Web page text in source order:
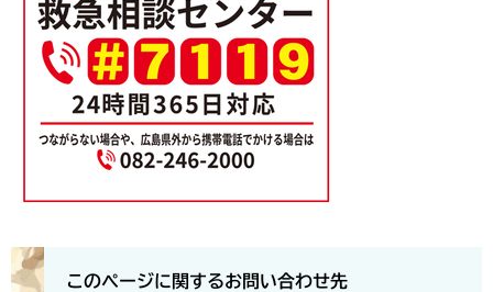
このページに関するお問い合わせ先